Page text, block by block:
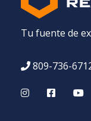
Tu fuente de
809-736-